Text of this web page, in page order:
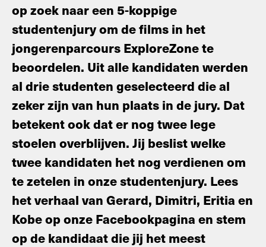
op zoek naar een 5-koppige
studentenjury om de films in het
jongerenparcours ExploreZone te
beoordelen. Uit alle kandidaten werden
al drie studenten geselecteerd die al
zeker zijn van hun plaats in de jury. Dat
betekent ook dat er nog twee lege
stoelen overblijven. Jij beslist welke
twee kandidaten het nog verdienen om
te zetelen in onze studentenjury. Lees
het verhaal van Gerard, Dimitri, Eritia en
Kobe op onze Facebookpagina en stem
op de kandidaat die jij het meest